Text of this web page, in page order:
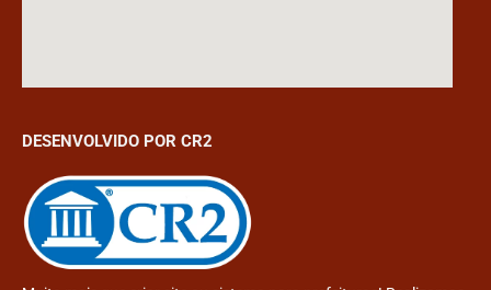
DESENVOLVIDO POR CR2